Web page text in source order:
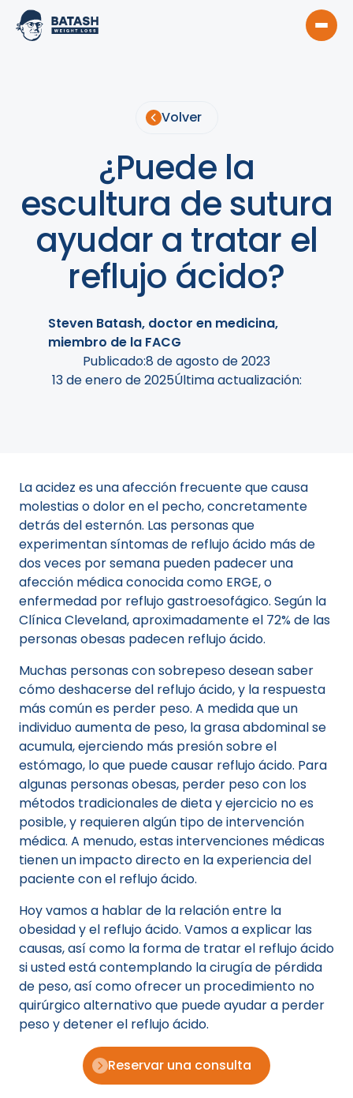
Volver
¿Puede la
escultura de sutura
ayudar a tratar el
reflujo ácido?
Steven Batash, doctor en medicina,
miembro de la FACG
Publicado:8 de agosto de 2023
13 de enero de 2025Última actualización:
La acidez es una afección frecuente que causa
molestias o dolor en el pecho, concretamente
detrás del esternón. Las personas que
experimentan síntomas de reflujo ácido más de
dos veces por semana pueden padecer una
afección médica conocida como ERGE, o
enfermedad por reflujo gastroesofágico. Según la
Clínica Cleveland, aproximadamente el 72% de las
personas obesas padecen reflujo ácido.
Muchas personas con sobrepeso desean saber
cómo deshacerse del reflujo ácido, y la respuesta
más común es perder peso. A medida que un
individuo aumenta de peso, la grasa abdominal se
acumula, ejerciendo más presión sobre el
estómago, lo que puede causar reflujo ácido. Para
algunas personas obesas, perder peso con los
métodos tradicionales de dieta y ejercicio no es
posible, y requieren algún tipo de intervención
médica. A menudo, estas intervenciones médicas
tienen un impacto directo en la experiencia del
paciente con el reflujo ácido.
Hoy vamos a hablar de la relación entre la
obesidad y el reflujo ácido. Vamos a explicar las
causas, así como la forma de tratar el reflujo ácido
si usted está contemplando la cirugía de pérdida
de peso, así como ofrecer un procedimiento no
quirúrgico alternativo que puede ayudar a perder
peso y detener el reflujo ácido.
Reservar una consulta